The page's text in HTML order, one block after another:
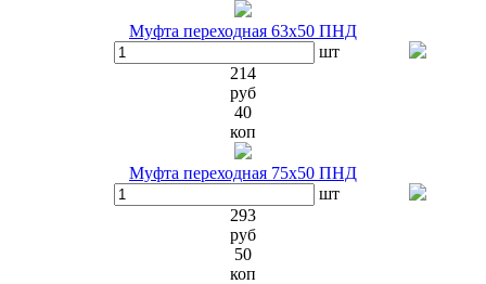
Муфта переходная 63х50 ПНД
шт
214
руб
40
коп
Муфта переходная 75х50 ПНД
шт
293
руб
50
коп